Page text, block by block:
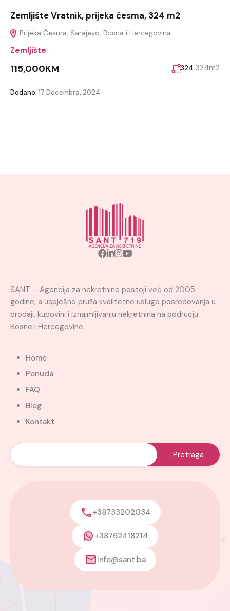
Zemljište Vratnik, prijeka česma, 324 m2
Prijeka Česma, Sarajevo, Bosna i Hercegovina
Zemljište
115,000KM 324 324m2
Dodano: 17 Decembra, 2024
SANT – Agencija za nekretnine postoji već od 2005
godine, a uspješno pruža kvalitetne usluge posredovanja u
prodaji, kupovini i iznajmljivanju nekretnina na području
Bosne i Hercegovine.
Home
Ponuda
FAQ
Blog
Kontakt
+38733202034
+38762418214
info@sant.ba